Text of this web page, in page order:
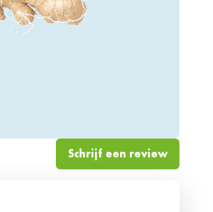
Schrijf een review